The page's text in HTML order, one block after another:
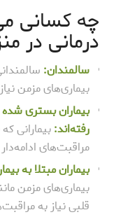
چه کسانی
درمانی در
سالمندان:
بیماری‌های مزمن
بیماران بستری
رفته‌اند:بیمارانی
مراقبت‌های ادامه‌دار
بیماران مبتلا به
بیماری‌های مزمن
قلبی نیاز به